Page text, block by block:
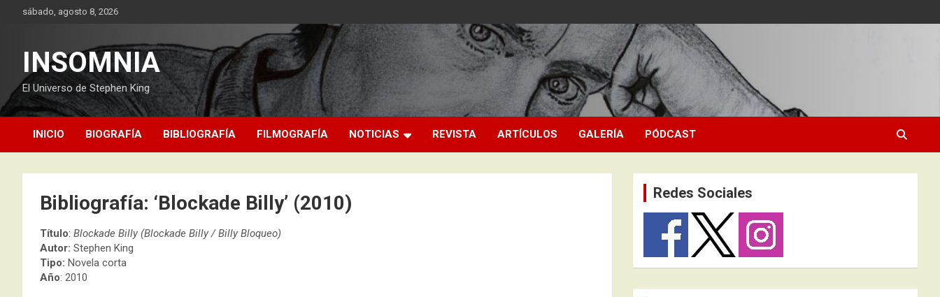
sábado, agosto 8, 2026
INSOMNIA
El Universo de Stephen King
INICIO BIOGRAFÍA BIBLIOGRAFÍA FILMOGRAFÍA NOTICIAS REVISTA ARTÍCULOS GALERÍA PÓDCAST
Bibliografía: ‘Blockade Billy’ (2010)
Título: Blockade Billy (Blockade Billy / Billy Bloqueo)
Autor: Stephen King
Tipo: Novela corta
Año: 2010
Redes Sociales